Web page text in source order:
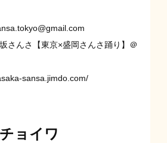
gmail.com
さんさ【東京×盛岡さんさ踊り】＠
sansa.jimdo.com/
ョイワ